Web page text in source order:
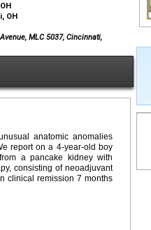
OH
MLC 5037, Cincinnati,
anatomic anomalies
report on a 4-year-old boy
a pancake kidney with
consisting of neoadjuvant
clinical remission 7 months